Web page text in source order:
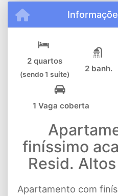
2 quartos
(sendo 1 suíte)
2 banh.
1 Vaga coberta
finíssimo
Resid.
Apartamento com